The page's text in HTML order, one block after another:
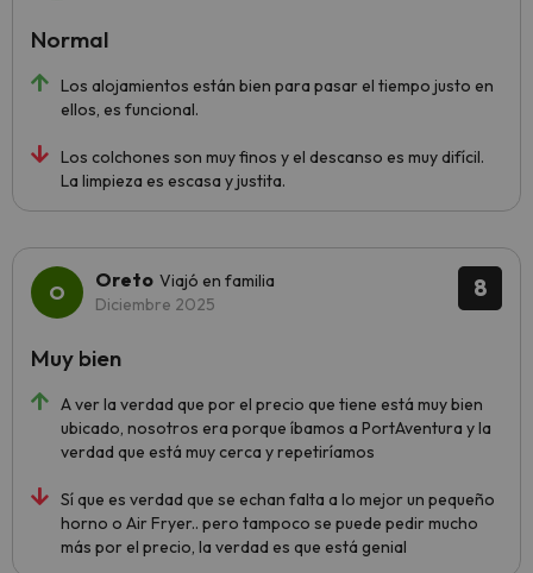
Los alojamientos están bien para pasar el tiempo justo en
ellos, es funcional.
Los colchones son muy finos y el descanso es muy difícil.
La limpieza es escasa y justita.
Normal
8
Oreto Viajó en familia
Diciembre 2025
A ver la verdad que por el precio que tiene está muy bien
ubicado, nosotros era porque íbamos a PortAventura y la
verdad que está muy cerca y repetiríamos
Sí que es verdad que se echan falta a lo mejor un pequeño
horno o Air Fryer.. pero tampoco se puede pedir mucho
más por el precio, la verdad es que está genial
Muy bien